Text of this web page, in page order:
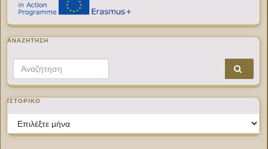
ΑΝΑΖΉΤΗΣΗ
Search for:
ΙΣΤΟΡΙΚΌ
Ιστορικό